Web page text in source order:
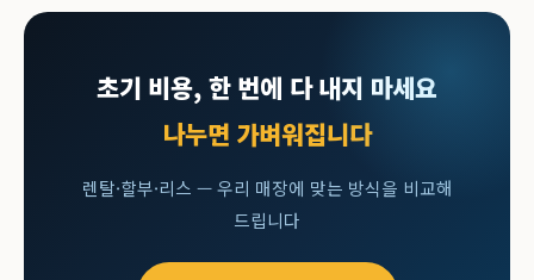
초기 비용, 한 번에 다 내지 마세요
나누면 가벼워집니다
렌탈·할부·리스 — 우리 매장에 맞는 방식을 비교해
드립니다